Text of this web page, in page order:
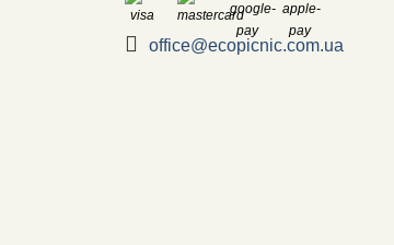
office@ecopicnic.com.ua